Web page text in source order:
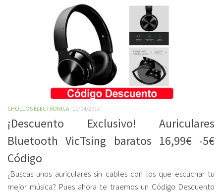
CHOLLOS ELECTRONICA 11/04/2017
¡Descuento Exclusivo! Auriculares
Bluetooth VicTsing baratos 16,99€ -5€
Código
¿Buscas unos auriculares sin cables con los que escuchar tu
mejor música? Pues ahora te traemos un Código Descuento